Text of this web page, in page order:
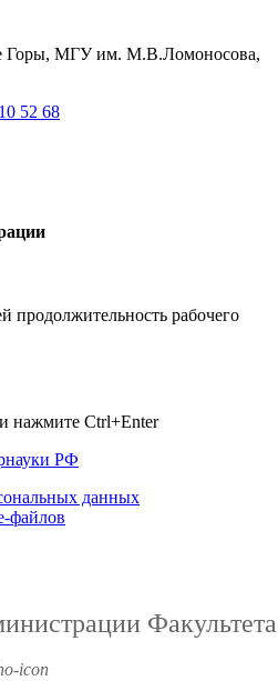
Горы, МГУ им. М.В.Ломоносова,
52 68
продолжительность рабочего
нажмите Ctrl+Enter
РФ
данных
файлов
Факультета
icon